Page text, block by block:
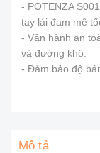
- POTENZA
tay lái đam mê
- Vận hành an
và đường khô.
- Đảm bảo độ
Mô tả